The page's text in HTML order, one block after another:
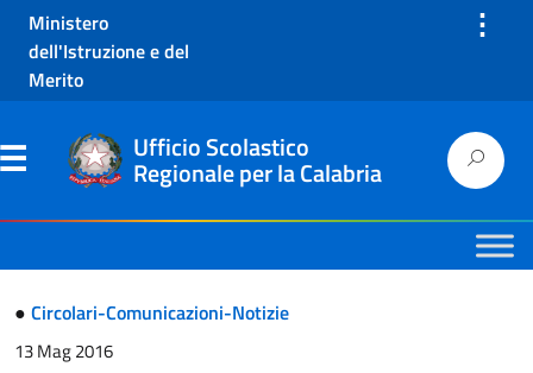
Ministero
dell'Istruzione e del
Merito
⋮
Ufficio Scolastico
Regionale per la Calabria
● Circolari-Comunicazioni-Notizie
13 Mag 2016